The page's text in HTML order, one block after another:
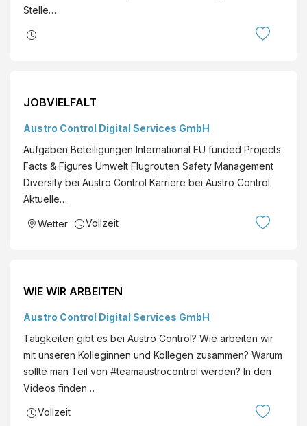
Stelle…
JOBVIELFALT
Austro Control Digital Services GmbH
Aufgaben Beteiligungen International EU funded Projects
Facts & Figures Umwelt Flugrouten Safety Management
Diversity bei Austro Control Karriere bei Austro Control
Aktuelle…
Wetter Vollzeit
WIE WIR ARBEITEN
Austro Control Digital Services GmbH
Tätigkeiten gibt es bei Austro Control? Wie arbeiten wir
mit unseren Kolleginnen und Kollegen zusammen? Warum
sollte man Teil von #teamaustrocontrol werden? In den
Videos finden…
Vollzeit